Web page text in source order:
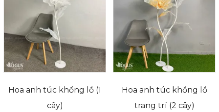
Hoa anh túc khổng lồ (1
cây)
Hoa anh túc khổng lồ
trang trí (2 cây)